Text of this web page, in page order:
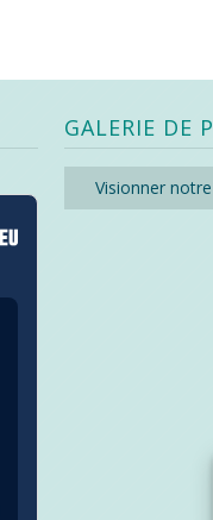
GALERIE DE
Visionner